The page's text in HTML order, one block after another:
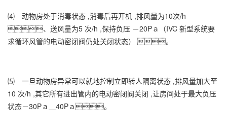
⑷ 动物房处于消毒状态 ,消毒后再开机 ,排风量为10次/h
、送风量为5 次/h ,保持负压 －20Pａ（IVC 新型系统要
求循环风管的电动密闭阀仍处关闭状态） 。
⑸ 一旦动物房异常可以就地控制立即转人隔离状态 ,排风量加大至
10 次/h ,其它所有进出管内的电动密闭阀关闭 ,让房间处于最大负压
状态－30Pａ＿40Pａ。